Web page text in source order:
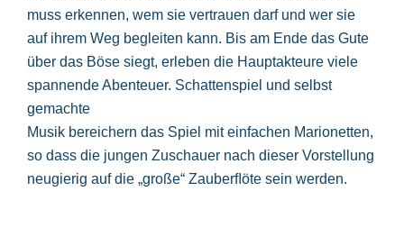
muss erkennen, wem sie vertrauen darf und wer sie
auf ihrem Weg begleiten kann. Bis am Ende das Gute
über das Böse siegt, erleben die Hauptakteure viele
spannende Abenteuer. Schattenspiel und selbst
gemachte
Musik bereichern das Spiel mit einfachen Marionetten,
so dass die jungen Zuschauer nach dieser Vorstellung
neugierig auf die „große“ Zauberﬂöte sein werden.